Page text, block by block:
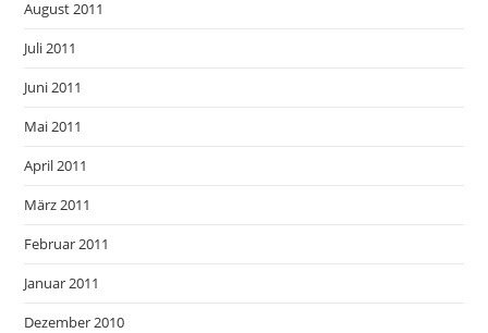
August 2011
Juli 2011
Juni 2011
Mai 2011
April 2011
März 2011
Februar 2011
Januar 2011
Dezember 2010